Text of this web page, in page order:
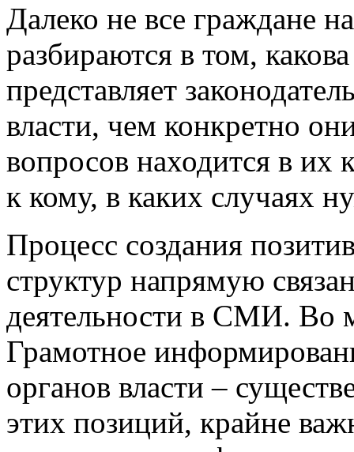
Далеко не все граждане
разбираются в том,
представляет
власти, чем конкретно
вопросов находится в их
к кому, в каких случаях
Процесс создания
структур напрямую
деятельности в СМИ. Во
Грамотное
органов власти –
этих позиций, крайне